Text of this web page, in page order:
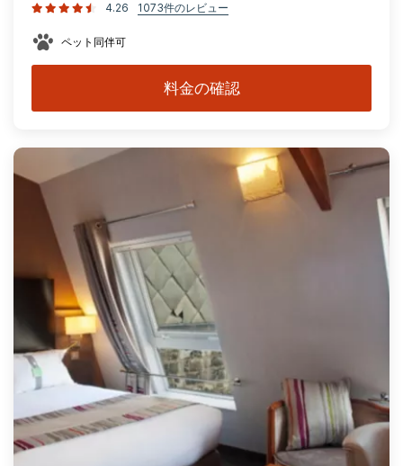
4.26
1073件のレビュー
ペット同伴可
料金の確認